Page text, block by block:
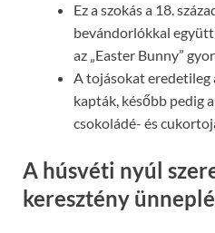
Ez a szokás a 18.
bevándorlókkal
az „Easter Bunny”
A tojásokat eredetileg
kapták, később pedig
csokoládé- és
A húsvéti nyúl
keresztény